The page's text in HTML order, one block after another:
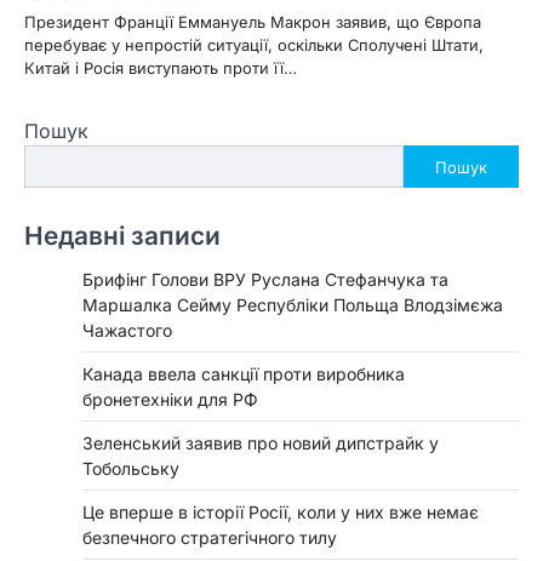
Президент Франції Еммануель Макрон заявив, що Європа
перебуває у непростій ситуації, оскільки Сполучені Штати,
Китай і Росія виступають проти її…
Пошук
Пошук
Недавні записи
Брифінг Голови ВРУ Руслана Стефанчука та
Маршалка Сейму Республіки Польща Влодзімєжа
Чажастого
Канада ввела санкції проти виробника
бронетехніки для РФ
Зеленський заявив про новий дипстрайк у
Тобольську
Це вперше в історії Росії, коли у них вже немає
безпечного стратегічного тилу